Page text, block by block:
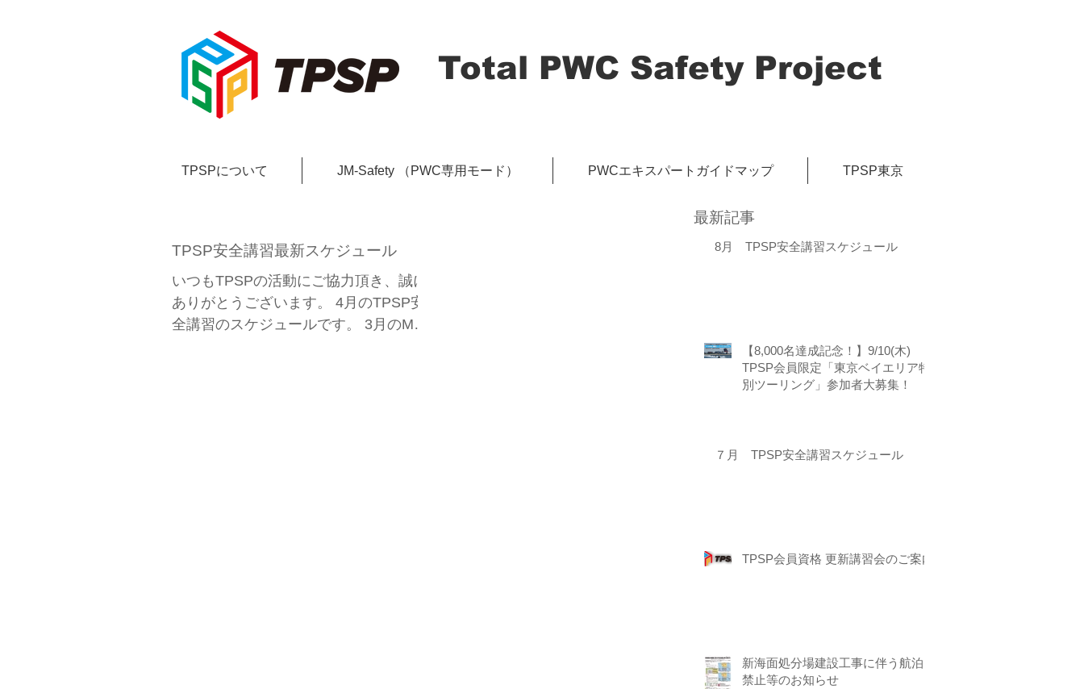
Total PWC Safety Project
TPSPについて JM-Safety （PWC専用モード） PWCエキスパートガイドマップ TPSP東京
TPSP安全講習最新スケジュール
いつもTPSPの活動にご協力頂き、誠に
ありがとうございます。 4月のTPSP安
全講習のスケジュールです。 3月のMG
最新記事
8月 TPSP安全講習スケジュール
【8,000名達成記念！】9/10(木)
TPSP会員限定「東京ベイエリア特
別ツーリング」参加者大募集！
７月 TPSP安全講習スケジュール
TPSP会員資格 更新講習会のご案内
新海面処分場建設工事に伴う航泊
禁止等のお知らせ